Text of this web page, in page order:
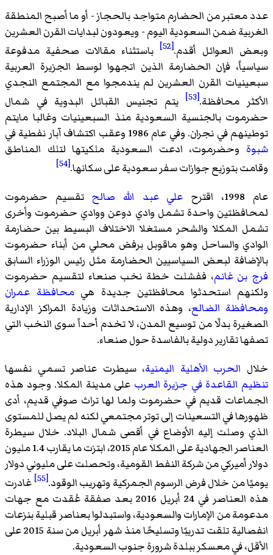
عدد معتبر من الحضارم متواجد بالحجاز - أو ما أصبح المنطقة
الغربية ضمن السعودية اليوم - ويعودون لبدايات القرن العشرين
وبعض العوائل أقدم.[52]
باستثناء مقالات صحفية مدفوعة
سياسياً، فإن الحضارمة الذين اتجهوا لوسط الجزيرة العربية
سبعينيات القرن العشرين لم يندمجوا مع المجتمع النجدي
الأكثر محافظة.[53]
يتم تجنيس القبائل البدوية في شمال
حضرموت بالجنسية السعودية منذ السبعينيات وغالبا مايتم
توطينهم في نجران. وفي عام 1986 وعقب اكتشاف آبار نفطية في
شبوة وحضرموت، ادعت السعودية ملكيتها لتلك المناطق
وقامت بتوزيع جوازات سفر سعودية على سكانها.[54]
عام 1998، اقترح علي عبد الله صالح تقسيم حضرموت
لمحافظتين واحدة تشمل وادي دوعن ووادي حضرموت وأخرى
تشمل المكلا والشحر مستغلا الاختلاف البسيط بين حضارمة
الوادي والساحل وهو ماقوبل برفض محلي من أبناء حضرموت
بالإضافة لبعض السياسيين الحضارمة مثل رئيس الوزراء السابق
فرج بن غانم، ففشلت خطة نخب صنعاء لتقسيم حضرموت
ولكنهم استحدثوا محافظتين جديدة هيمحافظة عمران
ومحافظة الضالع، وهذه الاستحداثات وزيادة المراكز الإدارية
الصغيرة بدلًا من توسيع المدن، لا تخدم أحداً سوى النخب التي
تصفها تقارير دولية بالفاسدة حول صنعاء.
خلال الحرب الأهلية اليمنية، سيطرت عناصر تسمي نفسها
تنظيم القاعدة في جزيرة العرب على مدينة المكلا. وجود هذه
الجماعات قديم في حضرموت ولما لها تراث صوفي قديم، أدى
ظهورها في التسعينات إلى توتر مجتمعي لكنه لم يصل للمستوى
الذي وصلت إليه الأوضاع في أقصى شمال البلاد. خلال سيطرة
العناصر الجهادية على المكلا عام 2015، ابتزت ما يقارب 1.4 مليون
دولار أميركي من شركة النفط القومية، وتحصلت على مليوني دولار
يوميًا من خلال فرض الرسوم الجمركية وتهريب الوقود.[55]
غادرت
هذه العناصر في 24 أبريل 2016 بعد صفقة عُقدت مع جهات
مدعومة من الإمارات والسعودية، واستبدلوا بعناصر قبلية بنزعات
انفصالية تلقت تدريبًا وتسليحًا منذ شهر أبريل من سنة 2015 على
الأقل، في معسكر ببلدة شرورة جنوب السعودية.